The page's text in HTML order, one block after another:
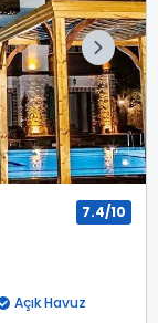
7.4/10
Açık Havuz